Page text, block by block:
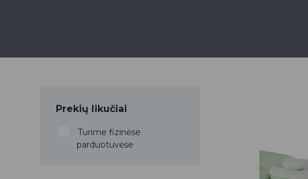
Prekių likučiai
Turime fizinėse
parduotuvėse